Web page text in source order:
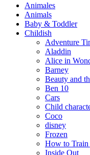
Animales
Animals
Baby & Toddler
Childish
Adventure
Aladdin
Alice in
Barney
Beauty and
Ben 10
Cars
Child
Coco
disney
Frozen
How to
Inside Out